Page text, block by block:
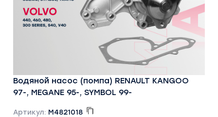
Водяной насос (помпа) RENAULT KANGOO
97-, MEGANE 95-, SYMBOL 99-
Артикул: M4821018